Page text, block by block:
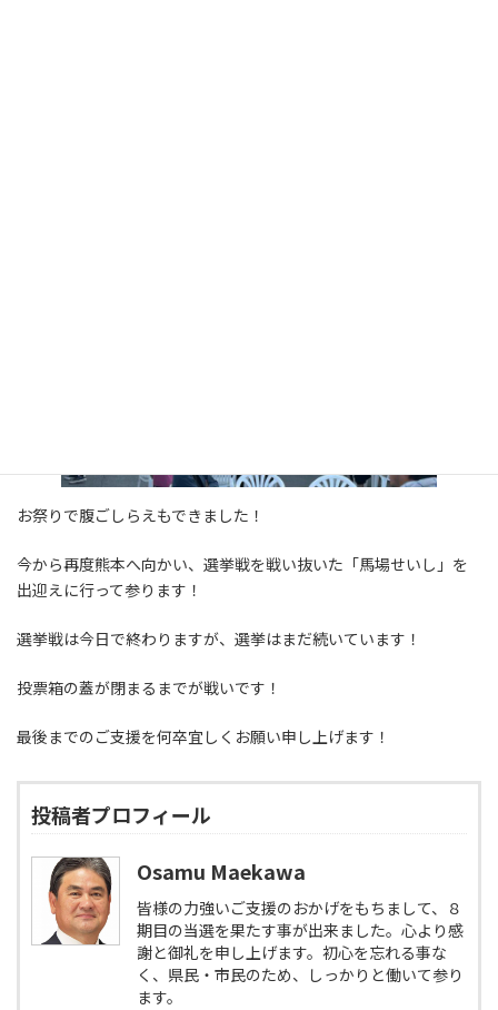
お祭りで腹ごしらえもできました！
今から再度熊本へ向かい、選挙戦を戦い抜いた「馬場せいし」を
出迎えに行って参ります！
選挙戦は今日で終わりますが、選挙はまだ続いています！
投票箱の蓋が閉まるまでが戦いです！
最後までのご支援を何卒宜しくお願い申し上げます！
投稿者プロフィール
Osamu Maekawa
皆様の力強いご支援のおかげをもちまして、８
期目の当選を果たす事が出来ました。心より感
謝と御礼を申し上げます。初心を忘れる事な
く、県民・市民のため、しっかりと働いて参り
ます。